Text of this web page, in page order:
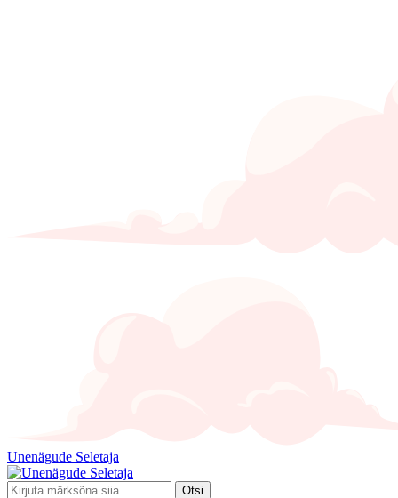
Unenägude Seletaja
Otsi